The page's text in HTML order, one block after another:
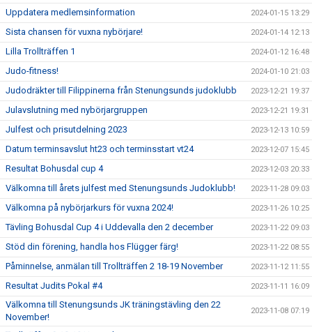
Uppdatera medlemsinformation 2024-01-15 13:29
Sista chansen för vuxna nybörjare! 2024-01-14 12:13
Lilla Trollträffen 1 2024-01-12 16:48
Judo-fitness! 2024-01-10 21:03
Judodräkter till Filippinerna från Stenungsunds judoklubb 2023-12-21 19:37
Julavslutning med nybörjargruppen 2023-12-21 19:31
Julfest och prisutdelning 2023 2023-12-13 10:59
Datum terminsavslut ht23 och terminsstart vt24 2023-12-07 15:45
Resultat Bohusdal cup 4 2023-12-03 20:33
Välkomna till årets julfest med Stenungsunds Judoklubb! 2023-11-28 09:03
Välkomna på nybörjarkurs för vuxna 2024! 2023-11-26 10:25
Tävling Bohusdal Cup 4 i Uddevalla den 2 december 2023-11-22 09:03
Stöd din förening, handla hos Flügger färg! 2023-11-22 08:55
Påminnelse, anmälan till Trollträffen 2 18-19 November 2023-11-12 11:55
Resultat Judits Pokal #4 2023-11-11 16:09
Välkomna till Stenungsunds JK träningstävling den 22
November!
2023-11-08 07:19